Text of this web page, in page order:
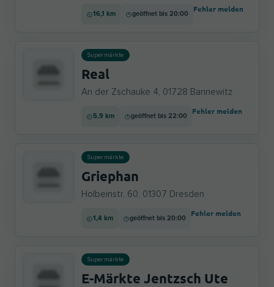
16,1 km geöffnet bis 20:00
Fehler melden
Supermärkte
Real
An der Zschauke 4, 01728 Bannewitz
5,9 km geöffnet bis 22:00
Fehler melden
Supermärkte
Griephan
Holbeinstr. 60, 01307 Dresden
1,4 km geöffnet bis 20:00
Fehler melden
Supermärkte
E-Märkte Jentzsch Ute